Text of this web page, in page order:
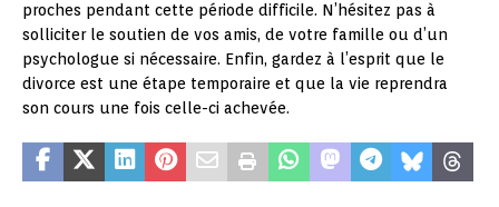
proches pendant cette période difficile. N’hésitez pas à
solliciter le soutien de vos amis, de votre famille ou d’un
psychologue si nécessaire. Enfin, gardez à l’esprit que le
divorce est une étape temporaire et que la vie reprendra
son cours une fois celle-ci achevée.